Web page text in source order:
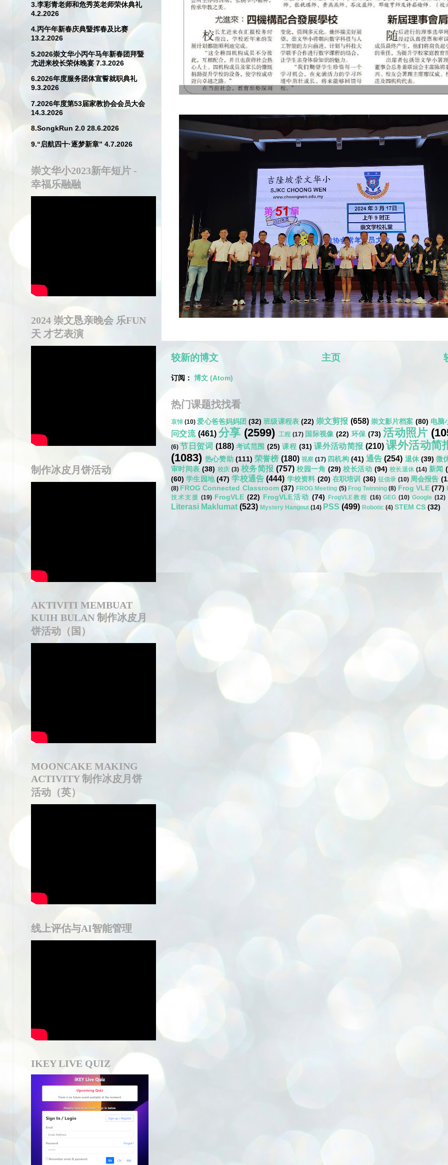
较新的博文 主页
订阅： 博文 (Atom)
热门课题找找看
哀悼 (10) 爱心爸爸妈妈团 (32) 班级课程表 (22) 崇文剪报 (658) 崇文影片档案 (80) 电脑
问交流 (461) 分享 (2599) 工程 (17) 国际视像 (22) 环保 (73) 活动照片
(6) 节日贺词 (188) 考试范围 (25) 课程 (31) 课外活动简报 (210) 课外活动简
(1083) 热心赞助 (111) 荣誉榜 (180) 视察 (17) 四机构 (41) 通告 (254) 退休 (39) 微
审时间表 (38) 校庆 (3) 校务简报 (757) 校园一角 (29) 校长活动 (94) 校长退休 (14) 新闻
(60) 学生园地 (47) 学校通告 (444) 学校资料 (20) 在职培训 (36) 征信录 (10) 周会报告
(8) FROG Connected Classroom (37) FROG Meeting (5) Frog Twinning (8) Frog VLE (77)
技术支援 (19) FrogVLE (22) FrogVLE活动 (74) FrogVLE教程 (16) GEG (10) Google (12)
Literasi Maklumat (523) Mystery Hangout (14) PSS (499) Robotic (4) STEM CS (32)
3.李彩青老师和危秀英老师荣休典礼
4.2.2026
4.丙午年新春庆典暨挥春及比赛
13.2.2026
5.2026崇文华小丙午马年新春团拜暨
尤进来校长荣休晚宴 7.3.2026
6.2026年度服务团体宣誓就职典礼
9.3.2026
7.2026年度第53届家教协会会员大会
14.3.2026
8.SongkRun 2.0 28.6.2026
9.“启航四十·逐梦新章” 4.7.2026
崇文华小2023新年短片 -
幸福乐融融
2024 崇文恳亲晚会 乐FUN
天 才艺表演
制作冰皮月饼活动
AKTIVITI MEMBUAT
KUIH BULAN 制作冰皮月
饼活动（国）
MOONCAKE MAKING
ACTIVITY 制作冰皮月饼
活动（英）
线上评估与AI智能管理
IKEY LIVE QUIZ